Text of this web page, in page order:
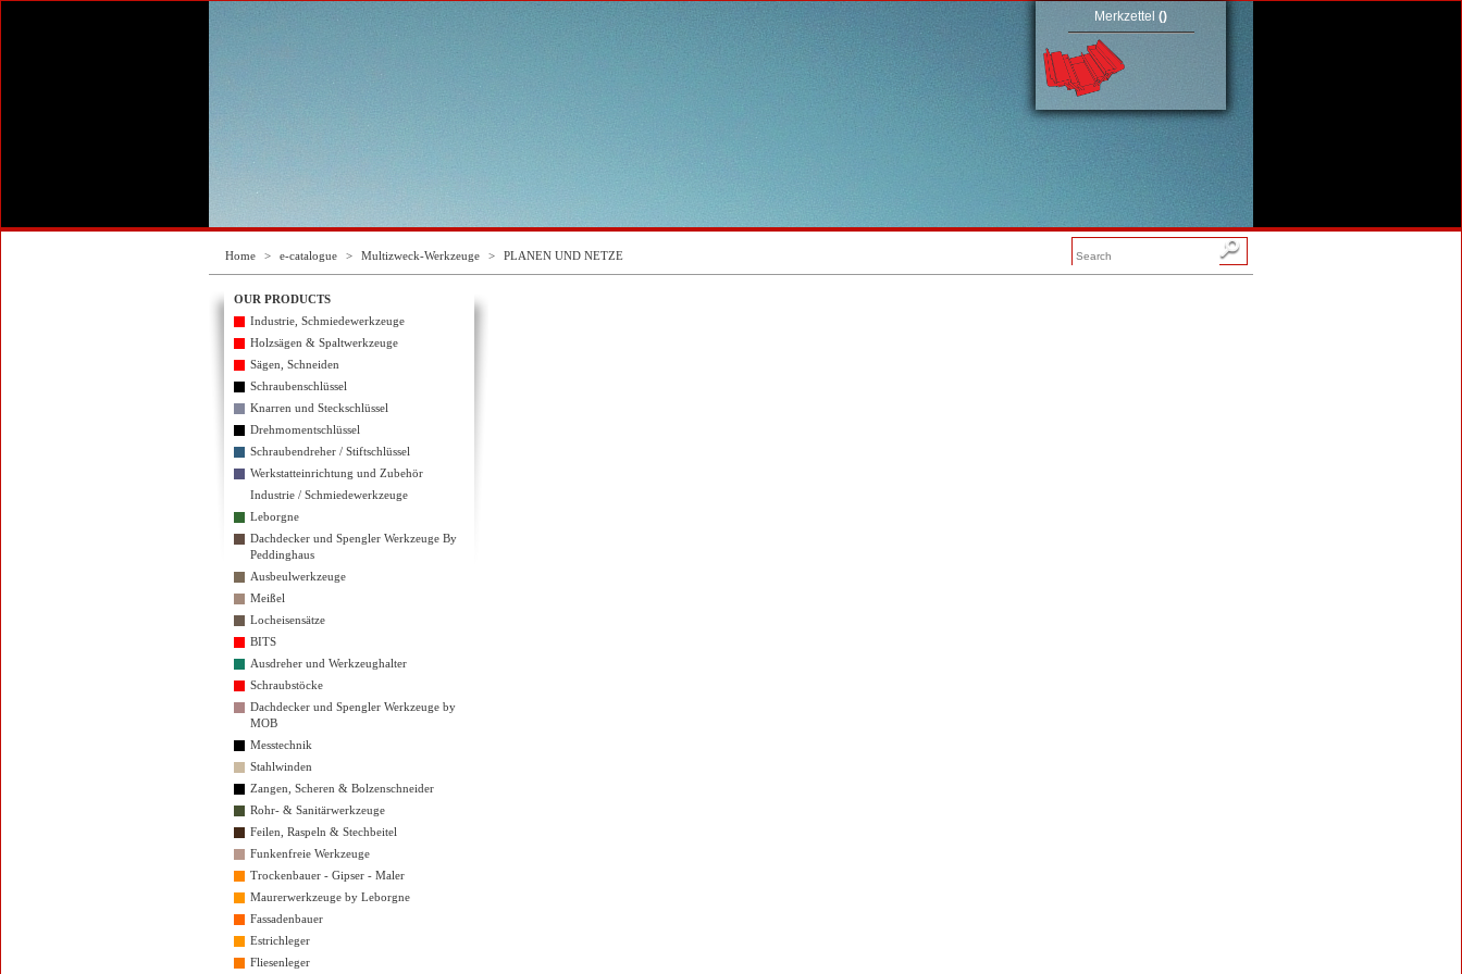
Merkzettel ()
Home > e-catalogue > Multizweck-Werkzeuge > PLANEN UND NETZE
OUR PRODUCTS
Industrie, Schmiedewerkzeuge
Holzsägen & Spaltwerkzeuge
Sägen, Schneiden
Schraubenschlüssel
Knarren und Steckschlüssel
Drehmomentschlüssel
Schraubendreher / Stiftschlüssel
Werkstatteinrichtung und Zubehör
Industrie / Schmiedewerkzeuge
Leborgne
Dachdecker und Spengler Werkzeuge By
Peddinghaus
Ausbeulwerkzeuge
Meißel
Locheisensätze
BITS
Ausdreher und Werkzeughalter
Schraubstöcke
Dachdecker und Spengler Werkzeuge by
MOB
Messtechnik
Stahlwinden
Zangen, Scheren & Bolzenschneider
Rohr- & Sanitärwerkzeuge
Feilen, Raspeln & Stechbeitel
Funkenfreie Werkzeuge
Trockenbauer - Gipser - Maler
Maurerwerkzeuge by Leborgne
Fassadenbauer
Estrichleger
Fliesenleger